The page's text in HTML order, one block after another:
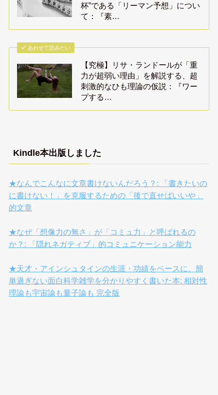
杯”である「リーマン予想」につい
て：『素…
あわせて読みたい
【究極】リサ・ランドールが「重
力が超弱い理由」を解説する、超
刺激的なひも理論の仮説：『ワー
プする…
Kindle本出版しました
★なんでこんなに文章書けないんだろう？: 「書きたいの
に書けない！」を克服するための「後で直せばいいや」
的文章
★なぜ「想像力の無さ」が「コミュ力」と呼ばれるの
か？: 「隠れネガティブ」的コミュニケーション能力
★天才・アインシュタインの生涯・功績をベースに、簡
単過ぎない面白科学雑学を分かりやすく書いた本: 相対性
理論も宇宙論も量子論も 完全版